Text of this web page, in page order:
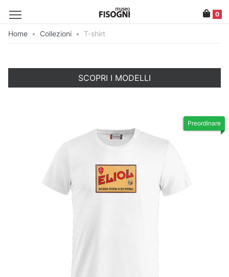
0
Home • Collezioni • T-shirt
SCOPRI I MODELLI
Preordinare